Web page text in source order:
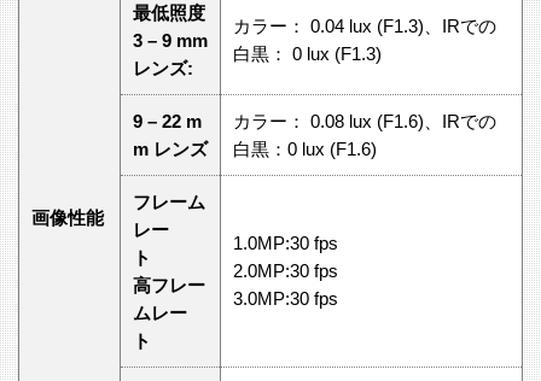
画像性能
最低照度
3 – 9 mm
レンズ:
カラー： 0.04 lux (F1.3)、IRでの
白黒： 0 lux (F1.3)
9 – 22 m
m レンズ
カラー： 0.08 lux (F1.6)、IRでの
白黒：0 lux (F1.6)
フレーム
レー
ト
高フレー
ムレー
ト
1.0MP:30 fps
2.0MP:30 fps
3.0MP:30 fps